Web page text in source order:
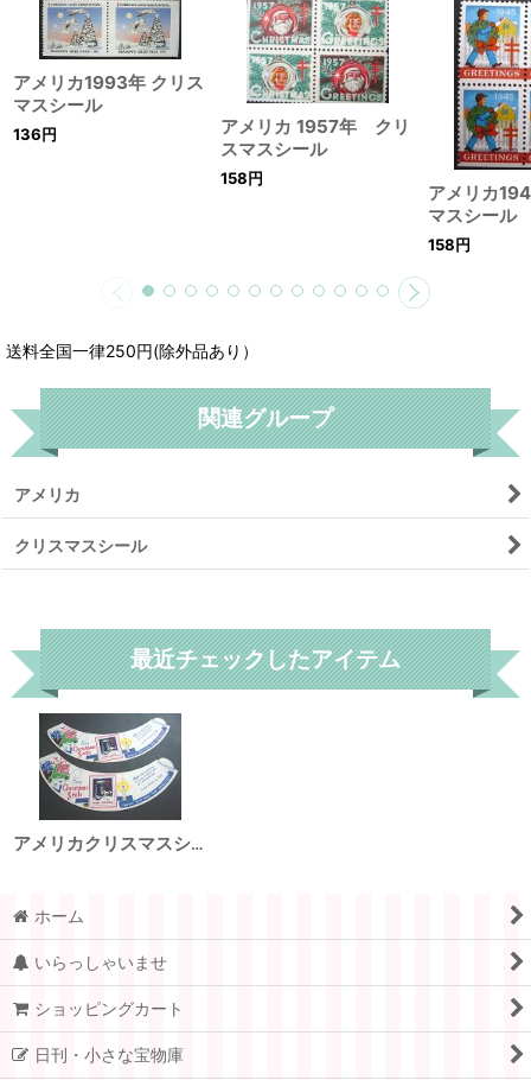
アメリカ1993年 クリス
マスシール
136円
アメリカ 1957年 クリ
スマスシール
158円
アメリカ
マスシール
158円
送料全国一律250円(除外品あり）
関連グループ
アメリカ
クリスマスシール
最近チェックしたアイテム
アメリカクリスマスシール ミルクボトル＆しおり
ホーム
いらっしゃいませ
ショッピングカート
日刊・小さな宝物庫